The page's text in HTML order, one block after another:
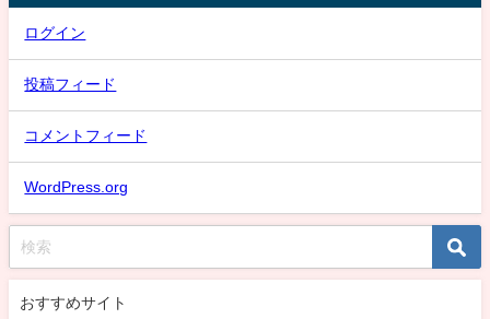
ログイン
投稿フィード
コメントフィード
WordPress.org
おすすめサイト